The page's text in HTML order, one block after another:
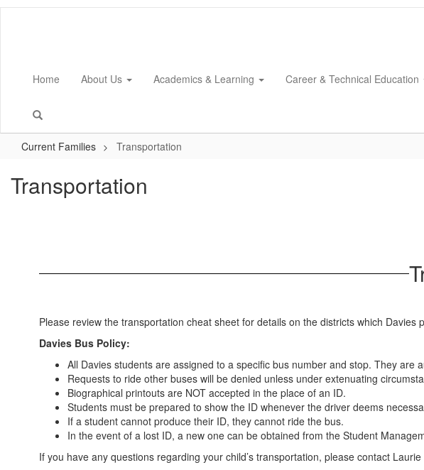
Skip
Home About Us Academics & Learning Career & Technical Education
Current Families Transportation
Transportation
Please review the transportation cheat sheet for details on the districts which Davies
Davies Bus Policy:
All Davies students are assigned to a specific bus number and stop. They are
Requests to ride other buses will be denied unless under extenuating
Biographical printouts are NOT accepted in the place of an ID.
Students must be prepared to show the ID whenever the driver deems
If a student cannot produce their ID, they cannot ride the bus.
In the event of a lost ID, a new one can be obtained from the Student
If you have any questions regarding your child’s transportation, please contact